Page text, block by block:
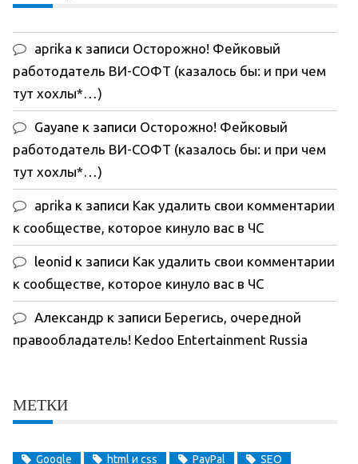
aprika к записи Осторожно! Фейковый
работодатель ВИ-СОФТ (казалось бы: и при чем
тут хохлы*…)
Gayane к записи Осторожно! Фейковый
работодатель ВИ-СОФТ (казалось бы: и при чем
тут хохлы*…)
aprika к записи Как удалить свои комментарии
к сообществе, которое кинуло вас в ЧС
leonid к записи Как удалить свои комментарии
к сообществе, которое кинуло вас в ЧС
Александр к записи Берегись, очередной
правообладатель! Kedoo Entertainment Russia
МЕТКИ
Google html и css PayPal
SEO